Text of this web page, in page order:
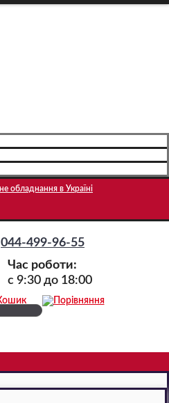
044-499-96-55
Час роботи:
c 9:30 до 18:00